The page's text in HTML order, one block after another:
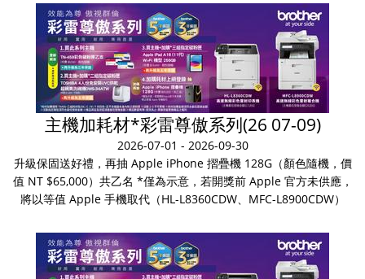
主機加耗材*彩雷尊傲系列(26 07-09)
2026-07-01 - 2026-09-30
升級保固送好禮，再抽 Apple iPhone 摺疊機 128G（顏色隨機，價
值 NT $65,000）共乙名 *僅為示意，若開獎前 Apple 官方未供應，
將以等值 Apple 手機取代（HL-L8360CDW、MFC-L8900CDW）